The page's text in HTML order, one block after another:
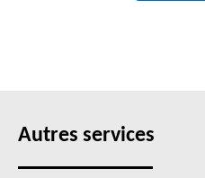
Autres services